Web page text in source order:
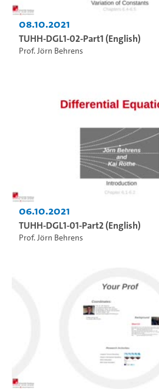
08.10.2021
TUHH-DGL1-02-Part1 (English)
Prof. Jörn Behrens
06.10.2021
TUHH-DGL1-01-Part2 (English)
Prof. Jörn Behrens